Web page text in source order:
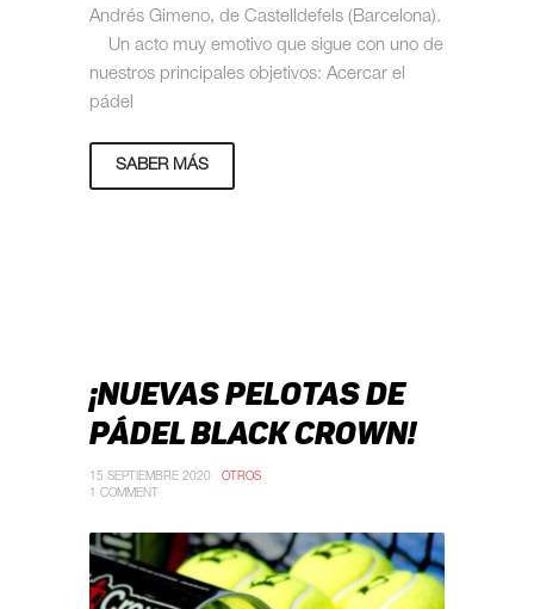
Andrés Gimeno, de Castelldefels (Barcelona).
Un acto muy emotivo que sigue con uno de
nuestros principales objetivos: Acercar el
pádel
SABER MÁS
¡NUEVAS PELOTAS DE
PÁDEL BLACK CROWN!
15 SEPTIEMBRE 2020
OTROS
1 COMMENT